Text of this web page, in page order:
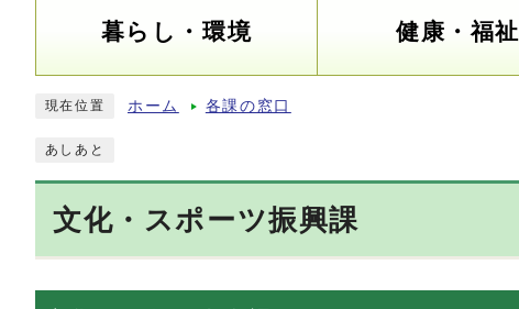
暮らし・環境 健康・福祉
現在位置 ホーム 各課の窓口
あしあと
文化・スポーツ振興課